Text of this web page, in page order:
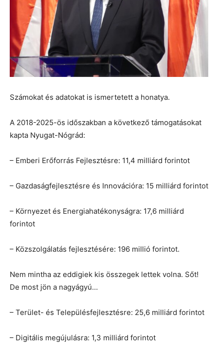
Számokat és adatokat is ismertetett a honatya.
A 2018-2025-ös időszakban a következő támogatásokat
kapta Nyugat-Nógrád:
– Emberi Erőforrás Fejlesztésre: 11,4 milliárd forintot
– Gazdaságfejlesztésre és Innovációra: 15 milliárd forintot
– Környezet és Energiahatékonyságra: 17,6 milliárd
forintot
– Közszolgálatás fejlesztésére: 196 millió forintot.
Nem mintha az eddigiek kis összegek lettek volna. Sőt!
De most jön a nagyágyú…
– Terület- és Településfejlesztésre: 25,6 milliárd forintot
– Digitális megújulásra: 1,3 milliárd forintot